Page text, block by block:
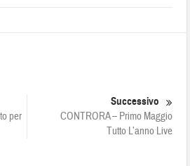
per
Successivo
CONTRORA – Primo Maggio
Tutto L’anno Live